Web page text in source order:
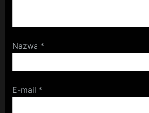
Nazwa *
E-mail *